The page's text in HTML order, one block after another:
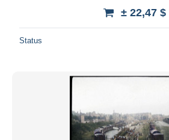
± 22,47 $
Status